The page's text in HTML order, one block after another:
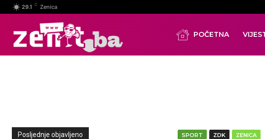
29.1 C Zenica
POČETNA
Posljednje objavljeno SPORT ZDK ZENICA